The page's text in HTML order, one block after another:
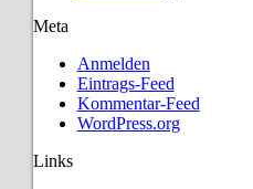
Meta
Anmelden
Eintrags-Feed
Kommentar-Feed
WordPress.org
Links